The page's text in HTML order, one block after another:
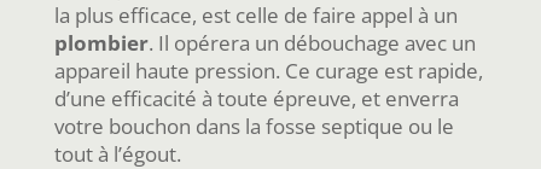
la plus efficace, est celle de faire appel à un
plombier. Il opérera un débouchage avec un
appareil haute pression. Ce curage est rapide,
d’une efficacité à toute épreuve, et enverra
votre bouchon dans la fosse septique ou le
tout à l’égout.